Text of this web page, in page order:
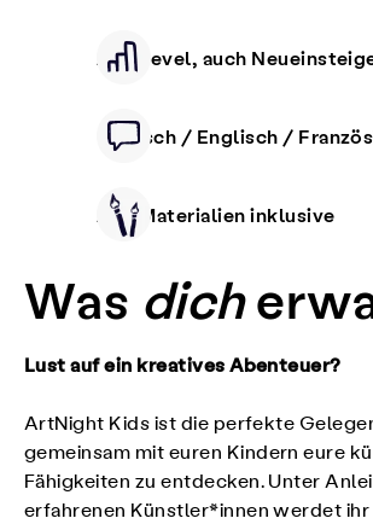
Alle Level, auch
Deutsch / Englisch /
Alle Materialien inklusive
Was dich
Lust auf ein kreatives Abenteuer?
ArtNight Kids ist die perfekte
gemeinsam mit euren Kindern eure
Fähigkeiten zu entdecken. Unter
erfahrenen Künstler*innen werdet ihr